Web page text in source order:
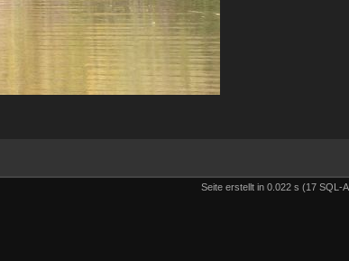
Seite erstellt in 0.022 s (17 SQL-